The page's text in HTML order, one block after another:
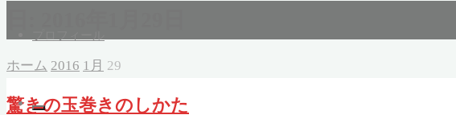
ホーム 2016 1月 29
驚きの玉巻きのしかた